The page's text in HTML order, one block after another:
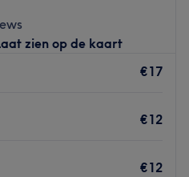
zien op de kaart
€17
€12
€12